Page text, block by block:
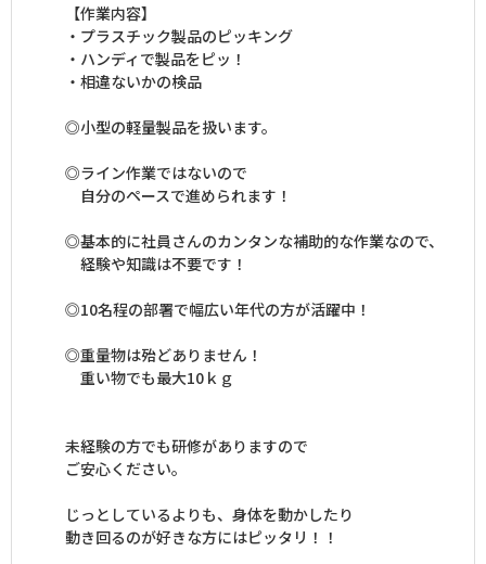
【作業内容】
・プラスチック製品のピッキング
・ハンディで製品をピッ！
・相違ないかの検品
◎小型の軽量製品を扱います。
◎ライン作業ではないので
自分のペースで進められます！
◎基本的に社員さんのカンタンな補助的な作業なので、
経験や知識は不要です！
◎10名程の部署で幅広い年代の方が活躍中！
◎重量物は殆どありません！
重い物でも最大10ｋｇ
未経験の方でも研修がありますので
ご安心ください。
じっとしているよりも、身体を動かしたり
動き回るのが好きな方にはピッタリ！！